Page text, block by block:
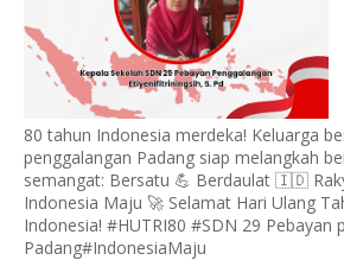
80 tahun Indonesia merdeka! Keluarga
penggalangan Padang siap melangkah
semangat: Bersatu 💪 Berdaulat 🇮🇩
Indonesia Maju 🚀 Selamat Hari Ulang
Indonesia! #HUTRI80 #SDN 29 Pebayan
Padang#IndonesiaMaju